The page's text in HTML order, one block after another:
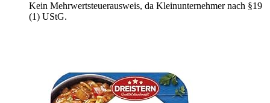
Kein Mehrwertsteuerausweis, da Kleinunternehmer nach §19
(1) UStG.